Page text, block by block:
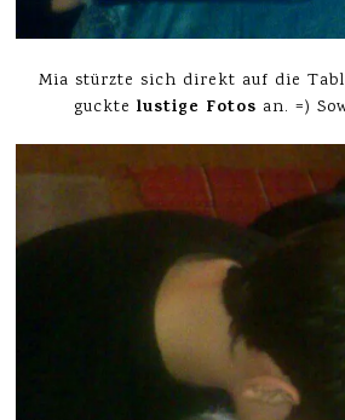
Mia stürzte sich direkt auf die
guckte lustige Fotos an. =)